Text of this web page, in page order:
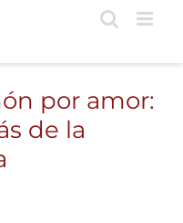
por amor:
de la